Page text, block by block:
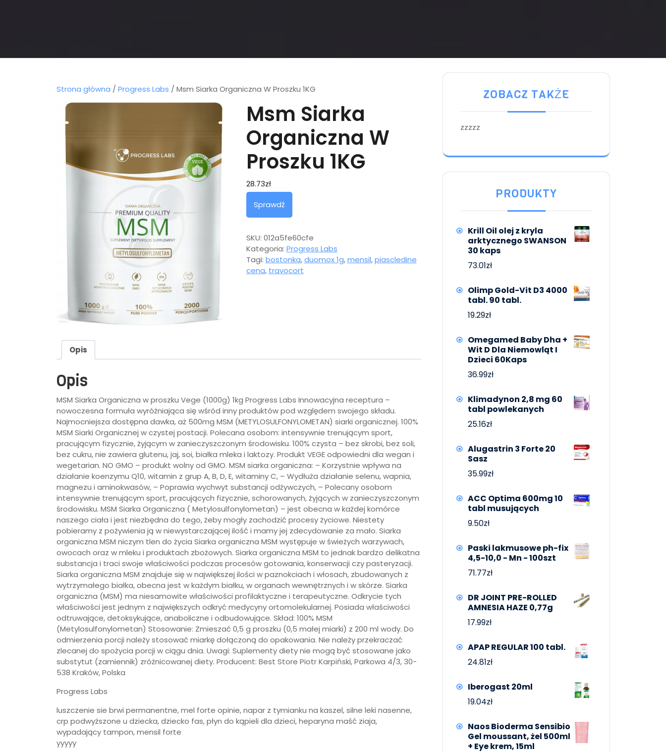
Strona główna / Progress Labs / Msm Siarka Organiczna W Proszku 1KG
Msm Siarka
Organiczna W
Proszku 1KG
28.73zł
Sprawdź
SKU: 012a5fe60cfe
Kategoria: Progress Labs
Tagi: bostonka,duomox 1g,mensil,piascledine
cena, travocort
Opis
Opis
MSM Siarka Organiczna w proszku Vege (1000g) 1kg Progress Labs Innowacyjna receptura –
nowoczesna formuła wyróżniająca się wśród inny produktów pod względem swojego składu.
Najmocniejsza dostępna dawka, aż 500mg MSM (METYLOSULFONYLOMETAN) siarki organicznej. 100%
MSM Siarki Organicznej w czystej postacji. Polecana osobom: intensywnie trenującym sport,
pracującym fizycznie, żyjącym w zanieczyszczonym środowisku. 100% czysta – bez skrobi, bez soli,
bez cukru, nie zawiera glutenu, jaj, soi, białka mleka i laktozy. Produkt VEGE odpowiedni dla wegan i
wegetarian. NO GMO – produkt wolny od GMO. MSM siarka organiczna: – Korzystnie wpływa na
działanie koenzymu Q10, witamin z grup A, B, D, E, witaminy C, – Wydłuża działanie selenu, wapnia,
magnezu i aminokwasów, – Poprawia wychwyt substancji odżywczych, – Polecany osobom
intensywnie trenującym sport, pracujących fizycznie, schorowanych, żyjących w zanieczyszczonym
środowisku. MSM Siarka Organiczna ( Metylosulfonylometan) – jest obecna w każdej komórce
naszego ciała i jest niezbędna do tego, żeby mogły zachodzić procesy życiowe. Niestety
pobieramy z pożywienia ją w niewystarczającej ilość i mamy jej zdecydowanie za mało. Siarka
organiczna MSM niczym tlen do życia Siarka organiczna MSM występuje w świeżych warzywach,
owocach oraz w mleku i produktach zbożowych. Siarka organiczna MSM to jednak bardzo delikatna
substancja i traci swoje właściwości podczas procesów gotowania, konserwacji czy pasteryzacji.
Siarka organiczna MSM znajduje się w największej ilości w paznokciach i włosach, zbudowanych z
wytrzymałego białka, obecna jest w każdym białku, w organach wewnętrznych i w skórze. Siarka
organiczna (MSM) ma niesamowite właściwości profilaktyczne i terapeutyczne. Odkrycie tych
właściwości jest jednym z największych odkryć medycyny ortomolekularnej. Posiada właściwości
odtruwające, detoksykujące, anaboliczne i odbudowujące. Skład: 100% MSM
(Metylosulfonylometan) Stosowanie: Zmieszać 0,5 g proszku (0,5 małej miarki) z 200 ml wody. Do
odmierzenia porcji należy stosować miarkę dołączoną do opakowania. Nie należy przekraczać
zlecanej do spożycia porcji w ciągu dnia. Uwagi: Suplementy diety nie mogą być stosowane jako
substytut (zamiennik) zróżnicowanej diety. Producent: Best Store Piotr Karpiński, Parkowa 4/3, 30-
538 Kraków, Polska
Progress Labs
luszczenie sie brwi permanentne, mel forte opinie, napar z tymianku na kaszel, silne leki nasenne,
crp podwyższone u dziecka, dziecko fas, płyn do kąpieli dla dzieci, heparyna maść ziaja,
wypadający tampon, mensil forte
yyyyy
ZOBACZ TAKŻE
zzzzz
PRODUKTY
Krill Oil olej z kryla
arktycznego SWANSON
30 kaps
73.01zł
Olimp Gold-Vit D3 4000
tabl. 90 tabl.
19.29zł
Omegamed Baby Dha +
Wit D Dla Niemowląt I
Dzieci 60Kaps
36.99zł
Klimadynon 2,8 mg 60
tabl powlekanych
25.16zł
Alugastrin 3 Forte 20
Sasz
35.99zł
ACC Optima 600mg 10
tabl musujących
9.50zł
Paski lakmusowe ph-fix
4,5-10,0 - Mn - 100szt
71.77zł
DR JOINT PRE-ROLLED
AMNESIA HAZE 0,77g
17.99zł
APAP REGULAR 100 tabl.
24.81zł
Iberogast 20ml
19.04zł
Naos Bioderma Sensibio
Gel moussant, żel 500ml
+ Eye krem, 15ml